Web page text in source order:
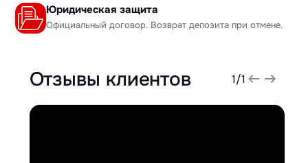
Юридическая защита
Официальный договор. Возврат депозита при отмене.
Отзывы клиентов 1/1